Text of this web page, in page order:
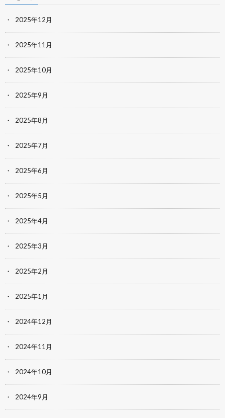
2025年12月
2025年11月
2025年10月
2025年9月
2025年8月
2025年7月
2025年6月
2025年5月
2025年4月
2025年3月
2025年2月
2025年1月
2024年12月
2024年11月
2024年10月
2024年9月